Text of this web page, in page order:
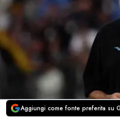
Aggiungi come fonte preferita su